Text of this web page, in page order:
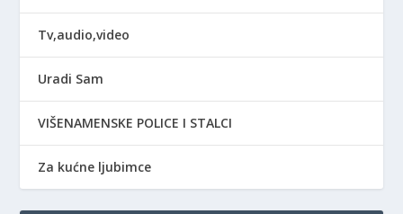
Tv,audio,video
Uradi Sam
VIŠENAMENSKE POLICE I STALCI
Za kućne ljubimce